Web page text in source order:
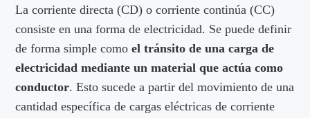
La corriente directa (CD) o corriente continúa (CC)
consiste en una forma de electricidad. Se puede definir
de forma simple comoel tránsito de una carga de
electricidad mediante un material que actúa como
conductor. Esto sucede a partir del movimiento de una
cantidad específica de cargas eléctricas de corriente